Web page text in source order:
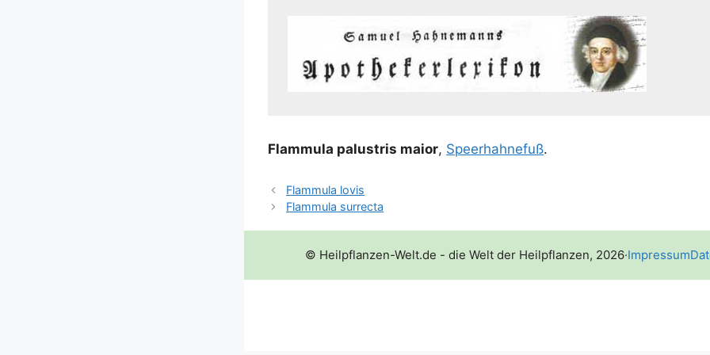
Flam­mu­la palus­tris mai­or, Speer­hahne­fuß.
Flammula lovis
Flammula surrecta
© Heilpflanzen-Welt.de - die Welt der Heilpflanzen, 2026·Impressum